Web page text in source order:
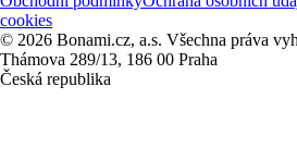
cookies
© 2026 Bonami.cz, a.s. Všechna práva
Thámova 289/13, 186 00 Praha
Česká republika